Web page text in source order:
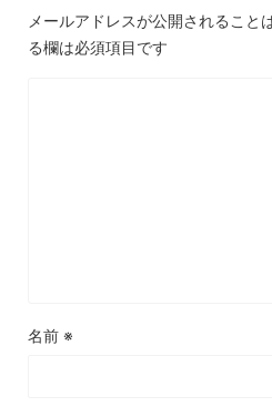
メールアドレスが公開されること
る欄は必須項目です
名前 ※